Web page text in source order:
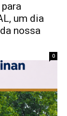
um dia
nossa
0